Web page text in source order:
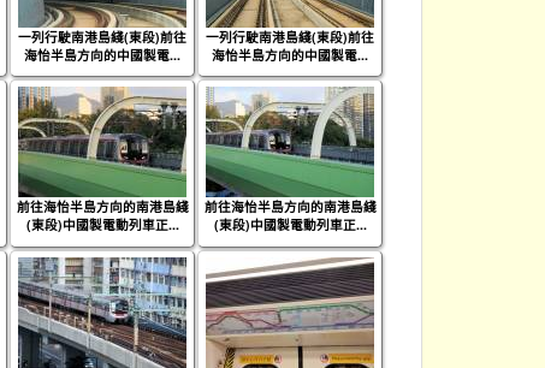
一列行駛南港島綫(東段)前往
海怡半島方向的中國製電...
一列行駛南港島綫(東段)前往
海怡半島方向的中國製電...
前往海怡半島方向的南港島綫
(東段)中國製電動列車正...
前往海怡半島方向的南港島綫
(東段)中國製電動列車正...